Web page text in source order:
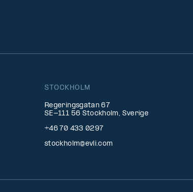
STOCKHOLM
Regeringsgatan 67
SE-111 56 Stockholm, Sverige
+46 70 433 0297
stockholm@evli.com